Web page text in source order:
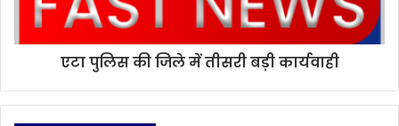
एटा पुलिस की जिले में तीसरी बड़ी कार्यवाही